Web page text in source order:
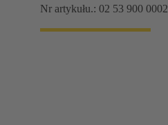
Nr artykułu.: 02 53 900 0002